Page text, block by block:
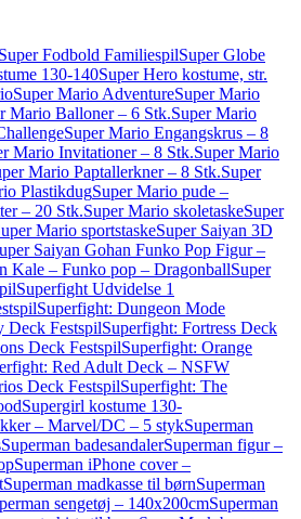
Fodbold FamiliespilSuper Globe
130-140Super Hero kostume, str.
Super Mario AdventureSuper Mario
Mario Balloner – 6 Stk.Super Mario
Super Mario Engangskrus – 8
Mario Invitationer – 8 Stk.Super Mario
Mario Paptallerkner – 8 Stk.Super
PlastikdugSuper Mario pude –
– 20 Stk.Super Mario skoletaskeSuper
Mario sportstaskeSuper Saiyan 3D
Saiyan Gohan Funko Pop Figur –
Kale – Funko pop – DragonballSuper
Superfight Udvidelse 1
Superfight: Dungeon Mode
Deck FestspilSuperfight: Fortress Deck
Deck FestspilSuperfight: Orange
Red Adult Deck – NSFW
Deck FestspilSuperfight: The
Supergirl kostume 130-
– Marvel/DC – 5 stykSuperman
Superman badesandalerSuperman figur –
Superman iPhone cover –
Superman madkasse til børnSuperman
sengetøj – 140x200cmSuperman